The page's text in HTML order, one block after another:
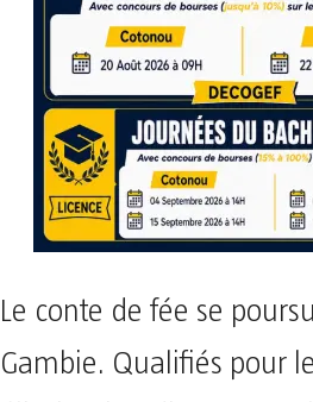
Le conte de fée se
Gambie. Qualifiés pour